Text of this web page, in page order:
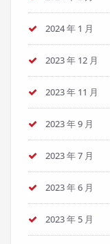
2024 年 1 月
2023 年 12 月
2023 年 11 月
2023 年 9 月
2023 年 7 月
2023 年 6 月
2023 年 5 月